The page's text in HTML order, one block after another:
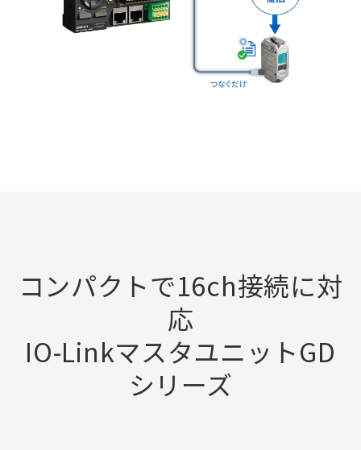
コンパクトで16ch接続に対
応
IO-LinkマスタユニットGD
シリーズ